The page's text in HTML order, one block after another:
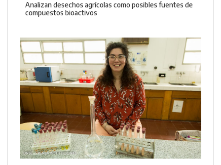
Analizan desechos agrícolas como posibles fuentes de
compuestos bioactivos